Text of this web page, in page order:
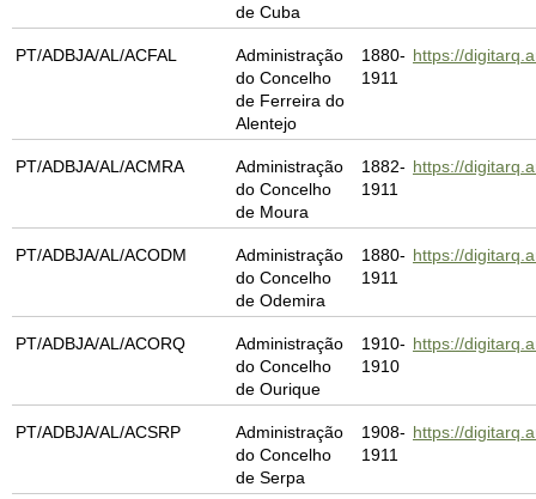
de Cuba
PT/ADBJA/AL/ACFAL
Administração
do Concelho
de Ferreira do
Alentejo
1880-
1911
https://
PT/ADBJA/AL/ACMRA
Administração
do Concelho
de Moura
1882-
1911
https://
PT/ADBJA/AL/ACODM
Administração
do Concelho
de Odemira
1880-
1911
https://
PT/ADBJA/AL/ACORQ
Administração
do Concelho
de Ourique
1910-
1910
https://
PT/ADBJA/AL/ACSRP
Administração
do Concelho
de Serpa
1908-
1911
https://